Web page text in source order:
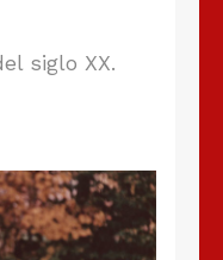
siglo XX.